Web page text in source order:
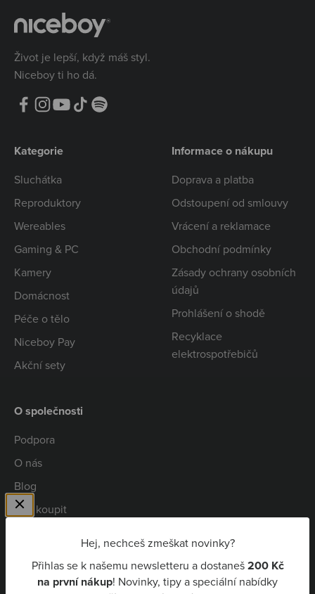
Hej, nechceš zmeškat novinky?
Přihlas se k našemu newsletteru a dostaneš200 Kč
na první nákup! Novinky, tipy a speciální nabídky
Život je lepší, když máš styl.
Niceboy ti ho dá.
Kategorie
Sluchátka
Reproduktory
Wereables
Gaming & PC
Kamery
Domácnost
Péče o tělo
Niceboy Pay
Akční sety
Informace o nákupu
Doprava a platba
Odstoupení od smlouvy
Vrácení a reklamace
Obchodní podmínky
Zásady ochrany osobních
údajů
Prohlášení o shodě
Recyklace
elektrospotřebičů
O společnosti
Podpora
O nás
Blog
Kde koupit
Niceboy Pay